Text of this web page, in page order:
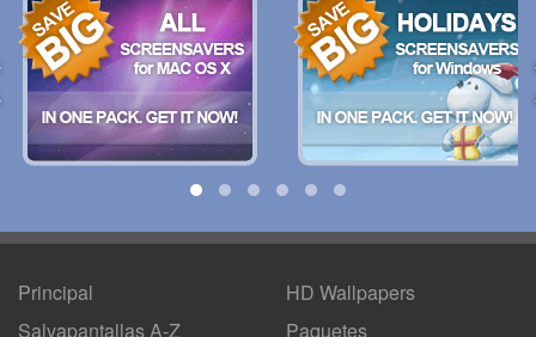
Principal
Salvapantallas A-Z
HD Wallpapers
Paquetes